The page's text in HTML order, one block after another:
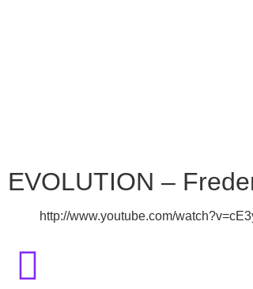
EVOLUTION –
http://www.youtube.com/